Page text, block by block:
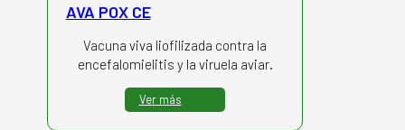
AVA POX CE
Vacuna viva liofilizada contra la
encefalomielitis y la viruela aviar.
Ver más